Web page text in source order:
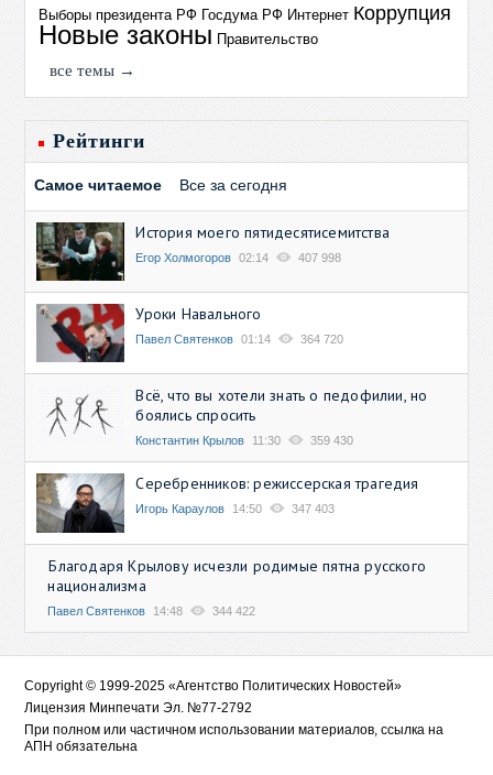
Выборы президента РФ Госдума РФ Интернет Коррупция
Новые законы Правительство
все темы →
Рейтинги
Самое читаемое Все за сегодня
История моего пятидесятисемитства
Егор Холмогоров 02:14 407 998
Уроки Навального
Павел Святенков 01:14 364 720
Всё, что вы хотели знать о педофилии, но
боялись спросить
Константин Крылов 11:30 359 430
Серебренников: режиссерская трагедия
Игорь Караулов 14:50 347 403
Благодаря Крылову исчезли родимые пятна русского
национализма
Павел Святенков 14:48 344 422
Copyright © 1999-2025 «Агентство Политических Новостей»
Лицензия Минпечати Эл. №77-2792
При полном или частичном использовании материалов, ссылка на
АПН обязательна